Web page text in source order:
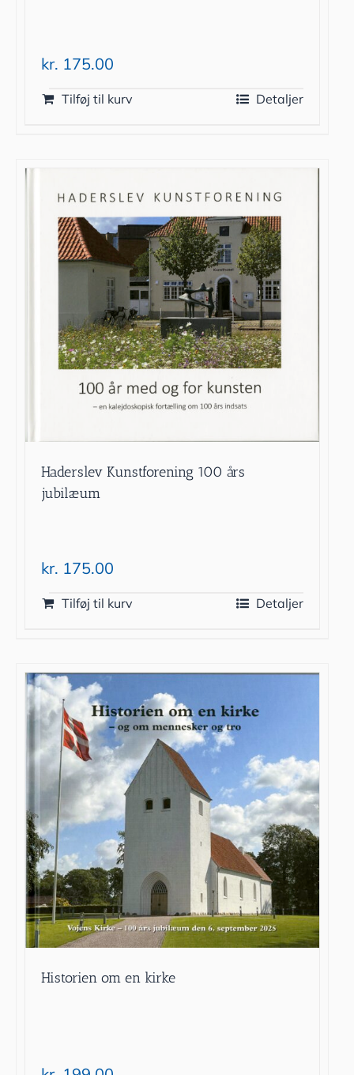
kr. 175.00
Tilføj til kurv Detaljer
Haderslev Kunstforening 100 års
jubilæum
kr. 175.00
Tilføj til kurv Detaljer
Historien om en kirke